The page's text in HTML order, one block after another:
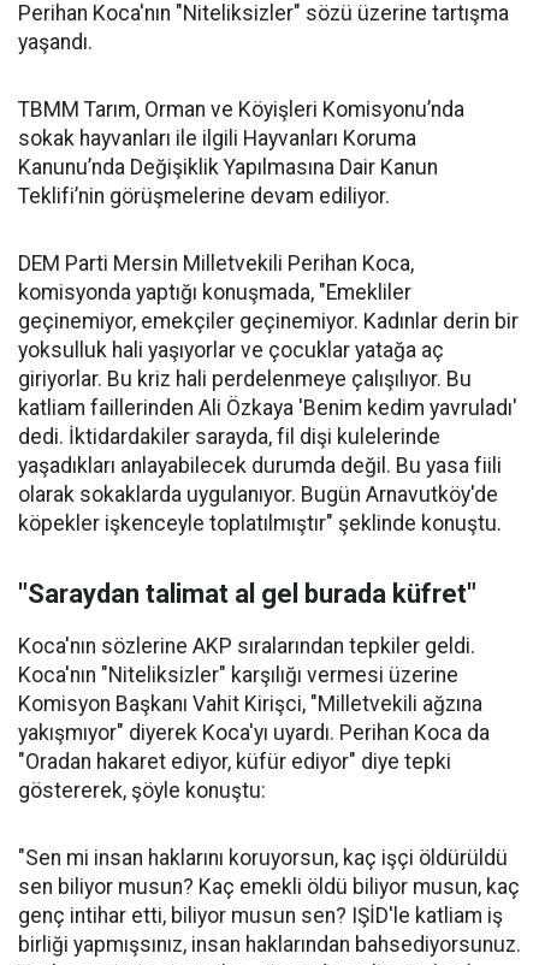
Perihan Koca'nın "Niteliksizler" sözü üzerine tartışma
yaşandı.
TBMM Tarım, Orman ve Köyişleri Komisyonu’nda
sokak hayvanları ile ilgili Hayvanları Koruma
Kanunu’nda Değişiklik Yapılmasına Dair Kanun
Teklifi’nin görüşmelerine devam ediliyor.
DEM Parti Mersin Milletvekili Perihan Koca,
komisyonda yaptığı konuşmada, "Emekliler
geçinemiyor, emekçiler geçinemiyor. Kadınlar derin bir
yoksulluk hali yaşıyorlar ve çocuklar yatağa aç
giriyorlar. Bu kriz hali perdelenmeye çalışılıyor. Bu
katliam faillerinden Ali Özkaya 'Benim kedim yavruladı'
dedi. İktidardakiler sarayda, fil dişi kulelerinde
yaşadıkları anlayabilecek durumda değil. Bu yasa fiili
olarak sokaklarda uygulanıyor. Bugün Arnavutköy'de
köpekler işkenceyle toplatılmıştır" şeklinde konuştu.
"Saraydan talimat al gel burada küfret"
Koca'nın sözlerine AKP sıralarından tepkiler geldi.
Koca'nın "Niteliksizler" karşılığı vermesi üzerine
Komisyon Başkanı Vahit Kirişci, "Milletvekili ağzına
yakışmıyor" diyerek Koca'yı uyardı. Perihan Koca da
"Oradan hakaret ediyor, küfür ediyor" diye tepki
göstererek, şöyle konuştu:
"Sen mi insan haklarını koruyorsun, kaç işçi öldürüldü
sen biliyor musun? Kaç emekli öldü biliyor musun, kaç
genç intihar etti, biliyor musun sen? IŞİD'le katliam iş
birliği yapmışsınız, insan haklarından bahsediyorsunuz.